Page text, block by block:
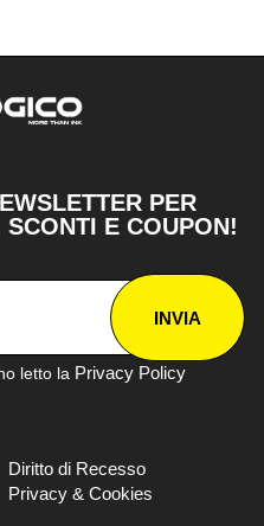
PER
E COUPON!
INVIA
letto la Privacy Policy
Diritto di Recesso
Privacy & Cookies